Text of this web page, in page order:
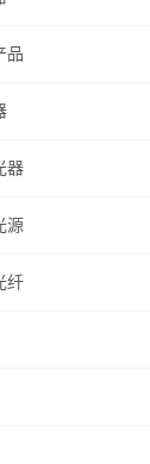
品
器
源
纤